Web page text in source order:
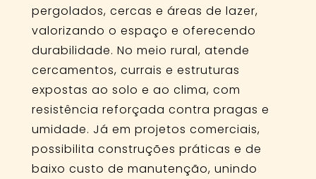
pergolados, cercas e áreas de lazer,
valorizando o espaço e oferecendo
durabilidade. No meio rural, atende
cercamentos, currais e estruturas
expostas ao solo e ao clima, com
resistência reforçada contra pragas e
umidade. Já em projetos comerciais,
possibilita construções práticas e de
baixo custo de manutenção, unindo